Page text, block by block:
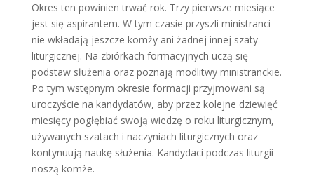
Okres ten powinien trwać rok. Trzy pierwsze miesiące
jest się aspirantem. W tym czasie przyszli ministranci
nie wkładają jeszcze komży ani żadnej innej szaty
liturgicznej. Na zbiórkach formacyjnych uczą się
podstaw służenia oraz poznają modlitwy ministranckie.
Po tym wstępnym okresie formacji przyjmowani są
uroczyście na kandydatów, aby przez kolejne dziewięć
miesięcy pogłębiać swoją wiedzę o roku liturgicznym,
używanych szatach i naczyniach liturgicznych oraz
kontynuują naukę służenia. Kandydaci podczas liturgii
noszą komże.